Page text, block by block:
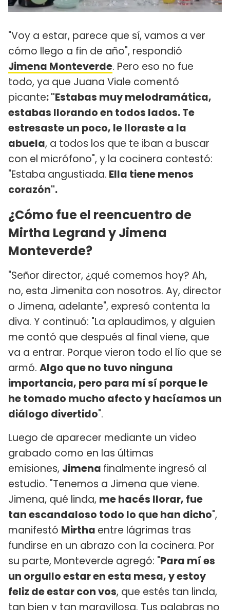
"Voy a estar, parece que sí, vamos a ver
cómo llego a fin de año", respondió
Jimena Monteverde. Pero eso no fue
todo, ya que Juana Viale comentó
picante: "Estabas muy melodramática,
estabas llorando en todos lados. Te
estresaste un poco, le lloraste a la
abuela, a todos los que te iban a buscar
con el micrófono", y la cocinera contestó:
"Estaba angustiada. Ella tiene menos
corazón".
¿Cómo fue el reencuentro de
Mirtha Legrand y Jimena
Monteverde?
"Señor director, ¿qué comemos hoy? Ah,
no, esta Jimenita con nosotros. Ay, director
o Jimena, adelante", expresó contenta la
diva. Y continuó: "La aplaudimos, y alguien
me contó que después al final viene, que
va a entrar. Porque vieron todo el lío que se
armó. Algo que no tuvo ninguna
importancia, pero para mí sí porque le
he tomado mucho afecto y hacíamos un
diálogo divertido".
Luego de aparecer mediante un video
grabado como en las últimas
emisiones, Jimena finalmente ingresó al
estudio. "Tenemos a Jimena que viene.
Jimena, qué linda, me hacés llorar, fue
tan escandaloso todo lo que han dicho",
manifestó Mirtha entre lágrimas tras
fundirse en un abrazo con la cocinera. Por
su parte, Monteverde agregó: "Para mí es
un orgullo estar en esta mesa, y estoy
feliz de estar con vos, que estés tan linda,
tan bien y tan maravillosa. Tus palabras no